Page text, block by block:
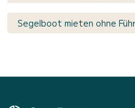
Segelboot mieten ohne